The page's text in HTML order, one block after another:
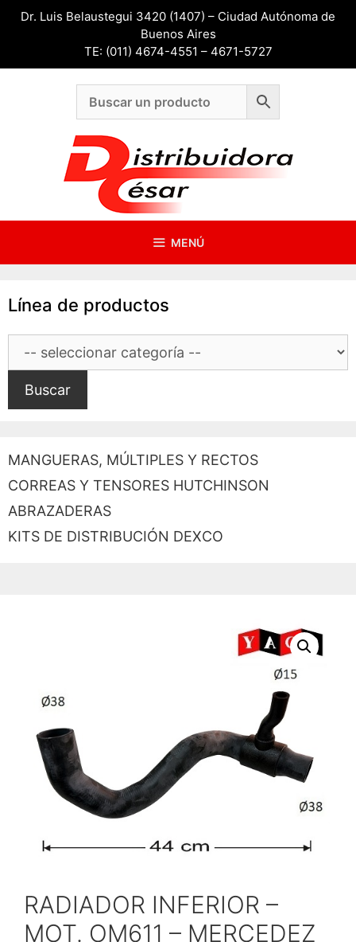
SaltarDr. Luis Belaustegui 3420 (1407) – Ciudad Autónoma de
Buenos Aires
TE: (011) 4674-4551 – 4671-5727
MENÚ
RADIADOR INFERIOR –
MOT. OM611 – MERCEDEZ
Línea de productos
Buscar
MANGUERAS, MÚLTIPLES Y RECTOS
CORREAS Y TENSORES HUTCHINSON
ABRAZADERAS
KITS DE DISTRIBUCIÓN DEXCO